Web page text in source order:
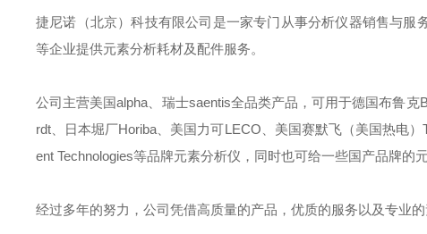
捷尼诺（北京）科技有限公司是一家专门从事分析仪器销售与
等企业提供元素分析耗材及配件服务。
公司主营美国alpha、瑞士saentis全品类产品，可用于德国布鲁
rdt、日本堀厂Horiba、美国力可LECO、美国赛默飞（美国热电
ent Technologies等品牌元素分析仪，同时也可给一些国产品牌的
经过多年的努力，公司凭借高质量的产品，优质的服务以及专业